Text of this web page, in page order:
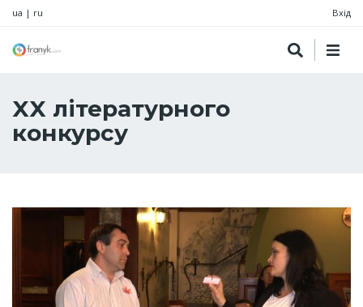
ua | ru Вхід
XX літературного
конкурсу